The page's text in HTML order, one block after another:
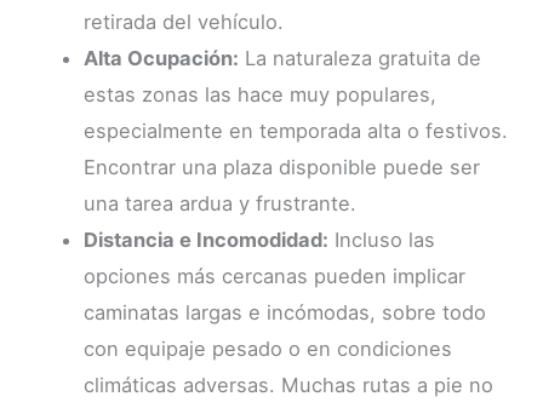
retirada del vehículo.
Alta Ocupación: La naturaleza gratuita de
estas zonas las hace muy populares,
especialmente en temporada alta o festivos.
Encontrar una plaza disponible puede ser
una tarea ardua y frustrante.
Distancia e Incomodidad: Incluso las
opciones más cercanas pueden implicar
caminatas largas e incómodas, sobre todo
con equipaje pesado o en condiciones
climáticas adversas. Muchas rutas a pie no